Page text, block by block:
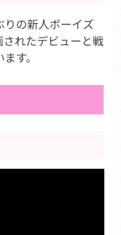
の新人ボーイズ
れたデビューと戦
す。